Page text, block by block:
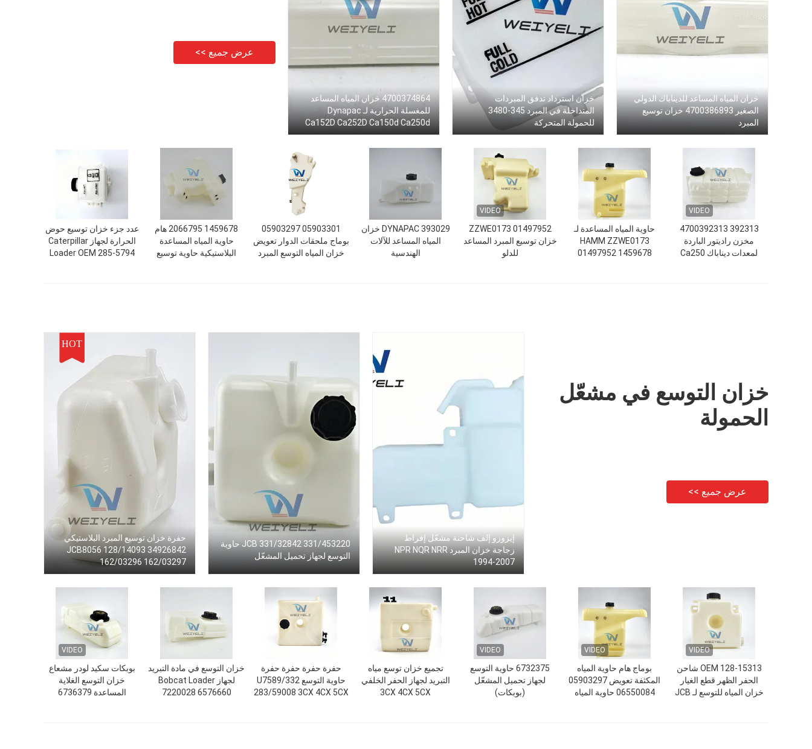
عرض جميع >>
4700374864 خزان المياه المساعد
للمغسلة الحرارية لـ Dynapac
Ca152D Ca252D Ca150d Ca250d
خزان استرداد تدفق المبردات
المتداخلة في المبرد 345-3480
للحمولة المتحركة
خزان المياه المساعد للديناباك الدولي
الصغير 4700386893 خزان توسيع
المبرد
عدد جزء خزان توسيع حوض
الحرارة لجهاز Caterpillar
Loader OEM 285-5794
1459678 2066795 هام
حاوية المياه المساعدة
البلاستيكية حاوية توسيع
05903301 05903297
بوماج ملحقات الدوار تعويض
خزان المياه التوسع المبرد
DYNAPAC 393029 خزان
المياه المساعد للآلات
الهندسية
VIDEO
ZZWE0173 01497952
خزان توسيع المبرد المساعد
للدلو
حاوية المياه المساعدة لـ
HAMM ZZWE0173
01497952 1459678
VIDEO
392313 4700392313
مخزن راديتور الباردة
لمعدات ديناباك Ca250
HOT
حفرة خزان توسيع المبرد البلاستيكي
JCB8056 128/14093 34926842
162/03296 162/03297
JCB 331/32842 331/453220 حاوية
التوسع لجهاز تحميل المشعّل
إيزوزو إلف شاحنة مشعّل إفراط
زجاجة خزان المبرد NPR NQR NRR
1994-2007
خزان التوسع في مشعّل
الحمولة
عرض جميع >>
VIDEO
بوبكات سكيد لودر مشعاع
خزان التوسع الغلاية
المساعدة 6736379
خزان التوسع في مادة التبريد
لجهاز Bobcat Loader
7220028 6576660
حفرة حفرة حفرة حفرة
حاوية التوسع 332/U7589
283/59008 3CX 4CX 5CX
تجميع خزان توسع مياه
التبريد لجهاز الحفر الخلفي
3CX 4CX 5CX
VIDEO
6732375 حاوية التوسع
لجهاز تحميل المشعّل
(بوبكات)
VIDEO
بوماج هام حاوية المياه
المكثفة تعويض 05903297
06550084 حاوية المياه
VIDEO
OEM 128-15313 شاحن
الحفر الظهر قطع الغيار
خزان المياه للتوسع لـ JCB